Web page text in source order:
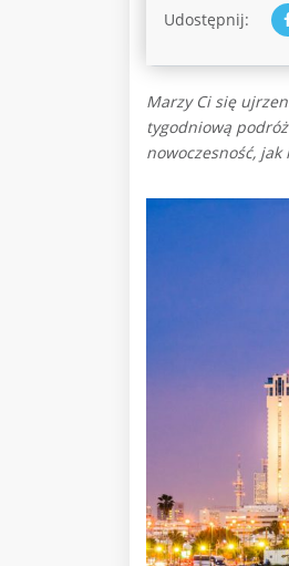
Udostępnij:
Marzy Ci się
tygodniową
nowoczesność,